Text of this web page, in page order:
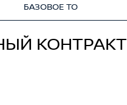
БАЗОВОЕ ТО
КОНТРАКТ